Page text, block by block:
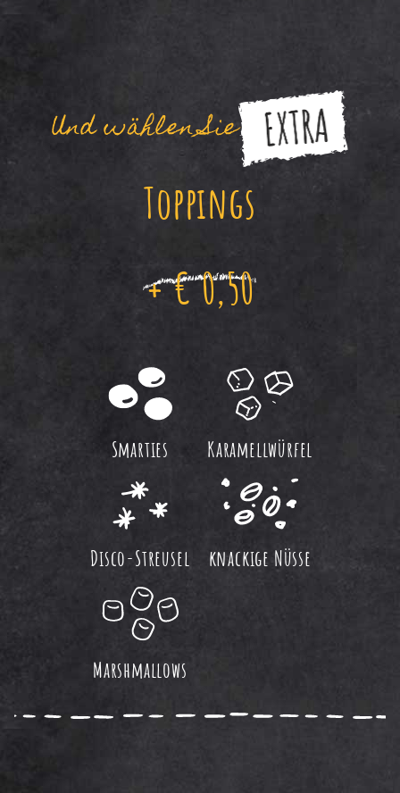
Und wählen Sie
Toppings
+ € 0,50
Smarties Karamellwürfel
Disco-Streusel knackige Nüsse
Marshmallows